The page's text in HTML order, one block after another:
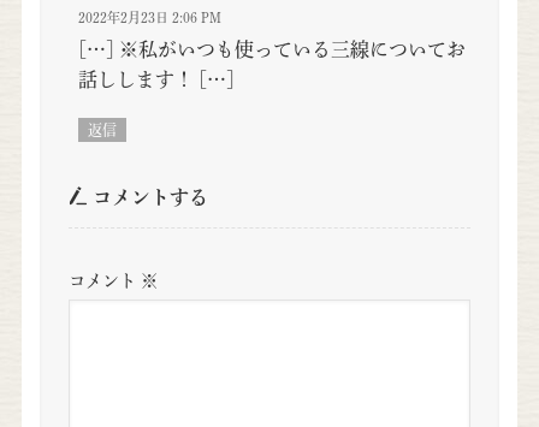
2022年2月23日 2:06 PM
[…] ※私がいつも使っている三線についてお
話しします！ […]
返信
コメントする
コメント ※